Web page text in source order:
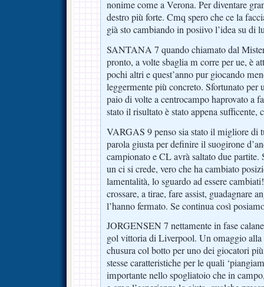
nonime come a Verona. Per diventare
destro più forte. Cmq spero che ce la
già sto cambiando in posiivo l’idea su di
SANTANA 7 quando chiamato dal
pronto, a volte sbaglia m corre per ue, è
pochi altri e quest’anno pur giocando
leggermente più concreto. Sfortunato per
paio di volte a centrocampo haprovato a
stato il risultato è stato appena sufficente,
VARGAS 9 penso sia stato il migliore di
parola giusta per definire il suogirone
campionato e CL avrà saltato due partite.
un ci si crede, vero che ha cambiato
lamentalità, lo sguardo ad essere
crossare, a tirae, fare assist, guadagnare
l’hanno fermato. Se continua così
JORGENSEN 7 nettamente in fase
gol vittoria di Liverpool. Un omaggio alla
chusura col botto per uno dei giocatori
stesse caratteristiche per le quali
importante nello spogliatoio che in